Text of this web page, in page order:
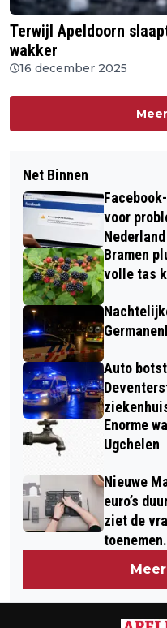
Terwijl Apeldoorn
wakker
16 december 2025
Net Binnen
voor
Nederland
Bramen
volle tas
Auto
Enorme
Ugchelen
Nieuwe
euro’s
ziet de
toenemen.